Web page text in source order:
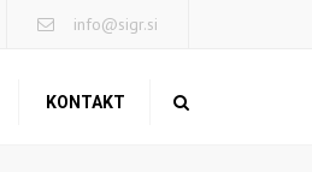
info@sigr.si
KONTAKT